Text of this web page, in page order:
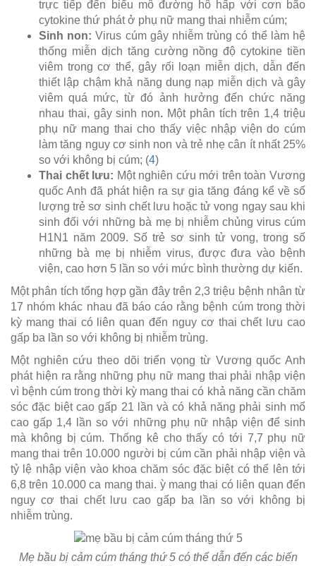
trực tiếp đến biểu mô đường hô hấp với cơn bão
cytokine thứ phát ở phụ nữ mang thai nhiễm cúm;
Sinh non: Virus cúm gây nhiễm trùng có thể làm hệ
thống miễn dịch tăng cường nồng độ cytokine tiền
viêm trong cơ thể, gây rối loạn miễn dịch, dẫn đến
thiết lập chậm khả năng dung nạp miễn dịch và gây
viêm quá mức, từ đó ảnh hưởng đến chức năng
nhau thai, gây sinh non. Một phân tích trên 1,4 triệu
phụ nữ mang thai cho thấy việc nhập viện do cúm
làm tăng nguy cơ sinh non và trẻ nhẹ cân ít nhất 25%
so với không bị cúm; (4)
Thai chết lưu: Một nghiên cứu mới trên toàn Vương
quốc Anh đã phát hiện ra sự gia tăng đáng kể về số
lượng trẻ sơ sinh chết lưu hoặc tử vong ngay sau khi
sinh đối với những bà mẹ bị nhiễm chủng virus cúm
H1N1 năm 2009. Số trẻ sơ sinh tử vong, trong số
những bà mẹ bị nhiễm virus, được đưa vào bệnh
viện, cao hơn 5 lần so với mức bình thường dự kiến.
Một phân tích tổng hợp gần đây trên 2,3 triệu bệnh nhân từ
17 nhóm khác nhau đã báo cáo rằng bệnh cúm trong thời
kỳ mang thai có liên quan đến nguy cơ thai chết lưu cao
gấp ba lần so với không bị nhiễm trùng.
Một nghiên cứu theo dõi triển vọng từ Vương quốc Anh
phát hiện ra rằng những phụ nữ mang thai phải nhập viện
vì bệnh cúm trong thời kỳ mang thai có khả năng cần chăm
sóc đặc biệt cao gấp 21 lần và có khả năng phải sinh mổ
cao gấp 1,4 lần so với những phụ nữ nhập viện để sinh
mà không bị cúm. Thống kê cho thấy có tới 7,7 phụ nữ
mang thai trên 10.000 người bị cúm cần phải nhập viện và
tỷ lệ nhập viện vào khoa chăm sóc đặc biệt có thể lên tới
6,8 trên 10.000 ca mang thai. ỳ mang thai có liên quan đến
nguy cơ thai chết lưu cao gấp ba lần so với không bị
nhiễm trùng.
Mẹ bầu bị cảm cúm tháng thứ 5 có thể dẫn đến các biến